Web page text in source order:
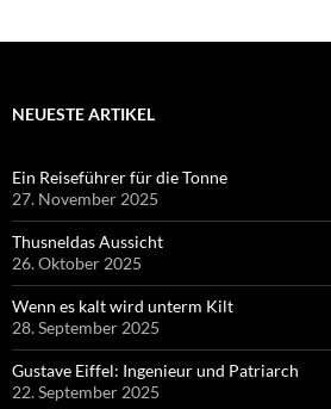
NEUESTE ARTIKEL
Ein Reiseführer für die Tonne
27. November 2025
Thusneldas Aussicht
26. Oktober 2025
Wenn es kalt wird unterm Kilt
28. September 2025
Gustave Eiffel: Ingenieur und Patriarch
22. September 2025